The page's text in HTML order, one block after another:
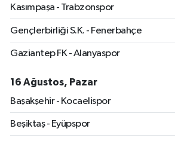
Kasımpaşa - Trabzonspor
Gençlerbirliği S.K. - Fenerbahçe
Gaziantep FK - Alanyaspor
16 Ağustos, Pazar
Başakşehir - Kocaelispor
Beşiktaş - Eyüpspor